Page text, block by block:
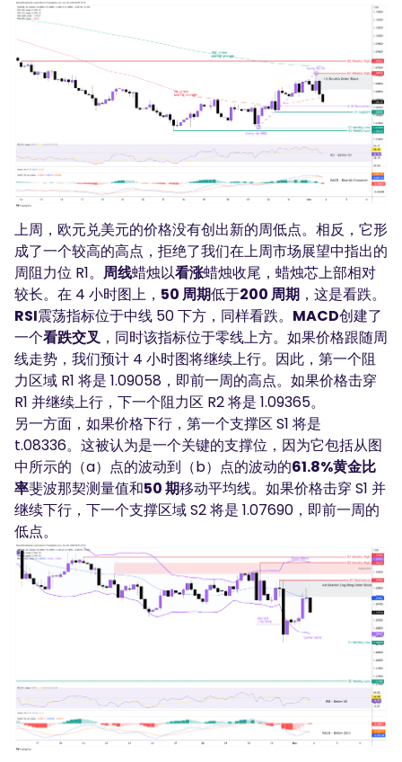
上周，欧元兑美元的价格没有创出新的周低点。相反，它形
成了一个较高的高点，拒绝了我们在上周市场展望中指出的
周阻力位 R1。 周线蜡烛以看涨蜡烛收尾，蜡烛芯上部相对
较长。在 4 小时图上， 50 周期低于200 周期 ，这是看跌。
RSI震荡指标位于中线 50 下方，同样看跌。 MACD创建了
一个看跌交叉 ，同时该指标位于零线上方。如果价格跟随周
线走势，我们预计 4 小时图将继续上行。因此，第一个阻
力区域 R1 将是 1.09058，即前一周的高点。如果价格击穿
R1 并继续上行，下一个阻力区 R2 将是 1.09365。
另一方面，如果价格下行，第一个支撑区 S1 将是
t.08336。这被认为是一个关键的支撑位，因为它包括从图
中所示的（a）点的波动到（b）点的波动的61.8%黄金比
率斐波那契测量值和50 期移动平均线。如果价格击穿 S1 并
继续下行，下一个支撑区域 S2 将是 1.07690，即前一周的
低点。